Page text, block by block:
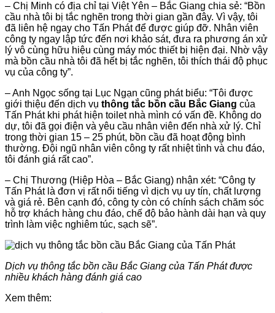
– Chị Minh có địa chỉ tại Việt Yên – Bắc Giang chia sẻ: “Bồn
cầu nhà tôi bị tắc nghẽn trong thời gian gần đây. Vì vậy, tôi
đã liên hệ ngay cho Tấn Phát để được giúp đỡ. Nhân viên
công ty ngay lập tức đến nơi khảo sát, đưa ra phương án xử
lý vô cùng hữu hiệu cùng máy móc thiết bị hiện đại. Nhờ vậy
mà bồn cầu nhà tôi đã hết bị tắc nghẽn, tôi thích thái độ phục
vụ của công ty”.
– Anh Ngọc sống tại Lục Ngạn cũng phát biểu: “Tôi được
giới thiệu đến dịch vụ thông tắc bồn cầu Bắc Giang của
Tấn Phát khi phát hiện toilet nhà mình có vấn đề. Không do
dự, tôi đã gọi điện và yêu cầu nhân viên đến nhà xử lý. Chỉ
trong thời gian 15 – 25 phút, bồn cầu đã hoạt động bình
thường. Đội ngũ nhân viên công ty rất nhiệt tình và chu đáo,
tôi đánh giá rất cao”.
– Chị Thương (Hiệp Hòa – Bắc Giang) nhận xét: “Công ty
Tấn Phát là đơn vị rất nổi tiếng vì dịch vụ uy tín, chất lượng
và giá rẻ. Bên cạnh đó, công ty còn có chính sách chăm sóc
hỗ trợ khách hàng chu đáo, chế độ bảo hành dài hạn và quy
trình làm việc nghiêm túc, sạch sẽ”.
Dịch vụ thông tắc bồn cầu Bắc Giang của Tấn Phát được
nhiều khách hàng đánh giá cao
Xem thêm: